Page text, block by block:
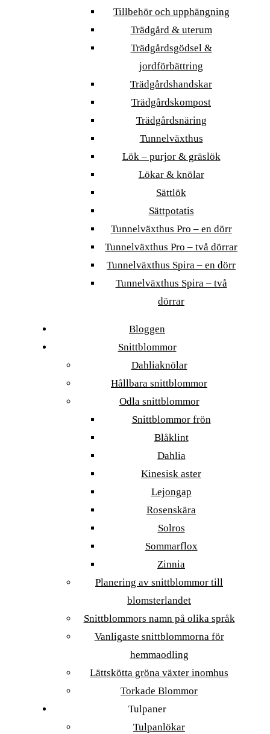
Tillbehör och upphängning
Trädgård & uterum
Trädgårdsgödsel &
jordförbättring
Trädgårdshandskar
Trädgårdskompost
Trädgårdsnäring
Tunnelväxthus
Lök – purjor & gräslök
Lökar & knölar
Sättlök
Sättpotatis
Tunnelväxthus Pro – en dörr
Tunnelväxthus Pro – två dörrar
Tunnelväxthus Spira – en dörr
Tunnelväxthus Spira – två
dörrar
Bloggen
Snittblommor
Dahliaknölar
Hållbara snittblommor
Odla snittblommor
Snittblommor frön
Blåklint
Dahlia
Kinesisk aster
Lejongap
Rosenskära
Solros
Sommarflox
Zinnia
Planering av snittblommor till
blomsterlandet
Snittblommors namn på olika språk
Vanligaste snittblommorna för
hemmaodling
Lättskötta gröna växter inomhus
Torkade Blommor
Tulpaner
Tulpanlökar